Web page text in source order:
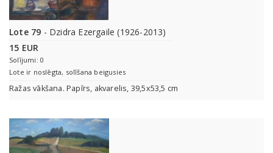
Lote 79 - Dzidra Ezergaile (1926-2013)
15 EUR
Solījumi: 0
Lote ir noslēgta, solīšana beigusies
Ražas vākšana. Papīrs, akvarelis, 39,5x53,5 cm